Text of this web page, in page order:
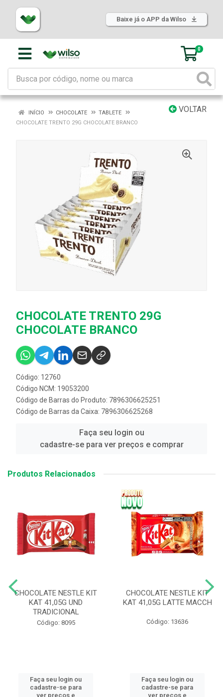
Baixe já o APP da Wilso
0
VOLTAR
INÍCIO CHOCOLATE
TABLETE
CHOCOLATE TRENTO 29G CHOCOLATE BRANCO
CHOCOLATE TRENTO 29G
CHOCOLATE BRANCO
Código: 12760
Código NCM: 19053200
Código de Barras do Produto: 7896306625251
Código de Barras da Caixa: 7896306625268
Faça seu login ou
cadastre-se para ver preços e comprar
Produtos Relacionados
CHOCOLATE NESTLE KIT
KAT 41,05G UND
TRADICIONAL
Código: 8095
Faça seu login ou
cadastre-se para
ver preços e
CHOCOLATE NESTLE KIT
KAT 41,05G LATTE MACCH
Código: 13636
Faça seu login ou
cadastre-se para
ver preços e